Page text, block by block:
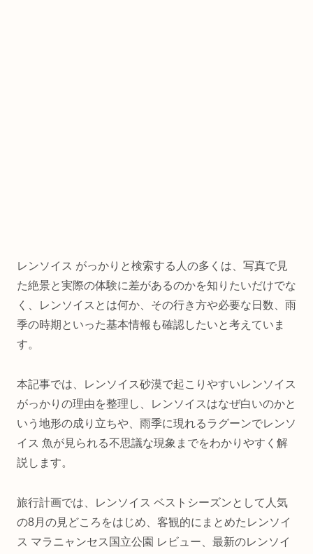
レンソイス がっかりと検索する人の多くは、写真で見
た絶景と実際の体験に差があるのかを知りたいだけでな
く、レンソイスとは何か、その行き方や必要な日数、雨
季の時期といった基本情報も確認したいと考えていま
す。
本記事では、レンソイス砂漠で起こりやすいレンソイス
がっかりの理由を整理し、レンソイスはなぜ白いのかと
いう地形の成り立ちや、雨季に現れるラグーンでレンソ
イス 魚が見られる不思議な現象までをわかりやすく解
説します。
旅行計画では、レンソイス ベストシーズンとして人気
の8月の見どころをはじめ、客観的にまとめたレンソイ
ス マラニャンセス国立公園 レビュー、最新のレンソイ